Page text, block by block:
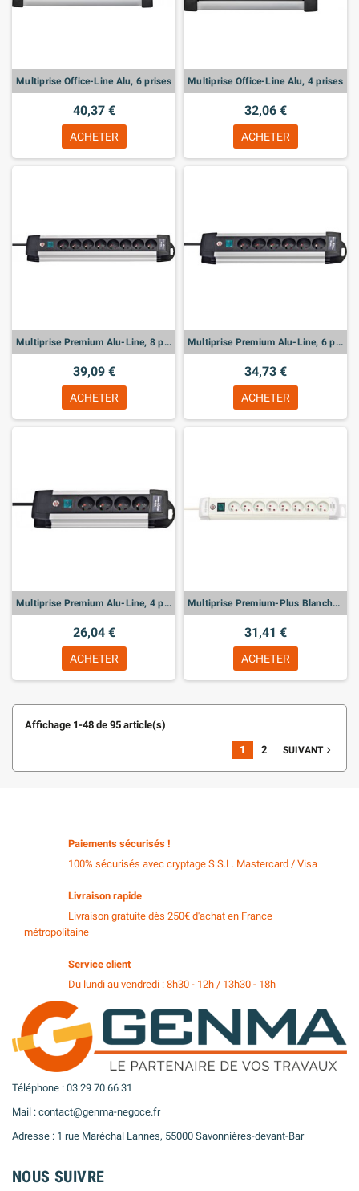
Multiprise Office-Line Alu, 6 prises
40,37 €
ACHETER
Multiprise Office-Line Alu, 4 prises
32,06 €
ACHETER
Multiprise Premium Alu-Line, 8 prises
39,09 €
ACHETER
Multiprise Premium Alu-Line, 6 prises
34,73 €
ACHETER
Multiprise Premium Alu-Line, 4 prises
26,04 €
ACHETER
Multiprise Premium-Plus Blanche, 8 prises
31,41 €
ACHETER
Affichage 1-48 de 95 article(s)
1 2 SUIVANTnavigate_next
Paiements sécurisés !
100% sécurisés avec cryptage S.S.L. Mastercard / Visa
Livraison rapide
Livraison gratuite dès 250€ d'achat en France
métropolitaine
Service client
Du lundi au vendredi : 8h30 - 12h / 13h30 - 18h
Téléphone : 03 29 70 66 31
Mail : contact@genma-negoce.fr
Adresse : 1 rue Maréchal Lannes, 55000 Savonnières-devant-Bar
NOUS SUIVRE